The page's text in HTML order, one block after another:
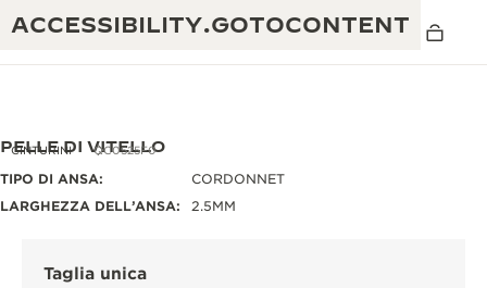
ACCESSIBILITY.GOTOCONTENT
THE GOLDEN RATIO MUSICAL SHOW
CREATIVITÀ: OLTRE 430 BREVETTI
CINTURINI QC0525F0
PELLE DI VITELLO
TIPO DI ANSA:
CORDONNET
LARGHEZZA DELL’ANSA:
2.5MM
Taglia unica